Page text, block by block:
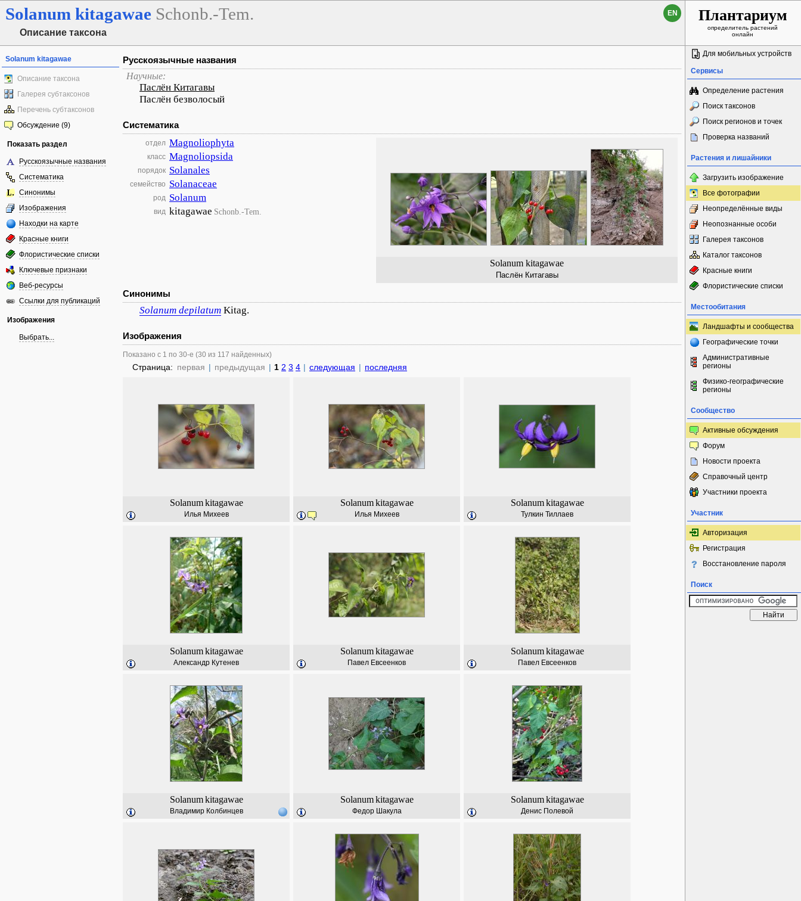
Solanum kitagawae Schonb.-Tem.
Описание таксона
EN Плантариум
определитель растений
онлайн
Solanum kitagawae
Описание таксона
Галерея субтаксонов
Перечень субтаксонов
Обсуждение (9)
Показать раздел
Русскоязычные названия
Систематика
Синонимы
Изображения
Находки на карте
Красные книги
Флористические списки
Ключевые признаки
Веб-ресурсы
Ссылки для публикаций
Изображения
Выбрать...
Русскоязычные названия
Научные:
Паслён Китагавы
Паслён безволосый
Систематика
Solanum kitagawae
Паслён Китагавы
отдел Magnoliophyta
класс Magnoliopsida
порядок Solanales
семейство Solanaceae
род Solanum
вид kitagawae Schonb.-Tem.
Синонимы
Solanum depilatum Kitag.
Изображения
Показано с 1 по 30-е (30 из 117 найденных)
Страница: первая | предыдущая | 1 2 3 4 | следующая | последняя
Solanum kitagawae
Илья Михеев
Solanum kitagawae
Илья Михеев
Solanum kitagawae
Тулкин Тиллаев
Solanum kitagawae
Александр Кутенев
Solanum kitagawae
Павел Евсеенков
Solanum kitagawae
Павел Евсеенков
Solanum kitagawae
Владимир Колбинцев
Solanum kitagawae
Федор Шакула
Solanum kitagawae
Денис Полевой
Для мобильных устройств
Сервисы
Определение растения
Поиск таксонов
Поиск регионов и точек
Проверка названий
Растения и лишайники
Загрузить изображение
Все фотографии
Неопределённые виды
Неопознанные особи
Галерея таксонов
Каталог таксонов
Красные книги
Флористические списки
Местообитания
Ландшафты и сообщества
Географические точки
Административные
регионы
Физико-географические
регионы
Сообщество
Активные обсуждения
Форум
Новости проекта
Справочный центр
Участники проекта
Участник
Авторизация
Регистрация
Восстановление пароля
Поиск